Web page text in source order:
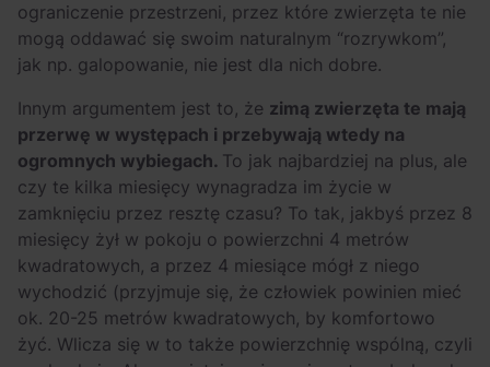
ograniczenie przestrzeni, przez które zwierzęta te nie
mogą oddawać się swoim naturalnym “rozrywkom”,
jak np. galopowanie, nie jest dla nich dobre.
Innym argumentem jest to, że zimą zwierzęta te mają
przerwę w występach i przebywają wtedy na
ogromnych wybiegach. To jak najbardziej na plus, ale
czy te kilka miesięcy wynagradza im życie w
zamknięciu przez resztę czasu? To tak, jakbyś przez 8
miesięcy żył w pokoju o powierzchni 4 metrów
kwadratowych, a przez 4 miesiące mógł z niego
wychodzić (przyjmuje się, że człowiek powinien mieć
ok. 20-25 metrów kwadratowych, by komfortowo
żyć. Wlicza się w to także powierzchnię wspólną, czyli